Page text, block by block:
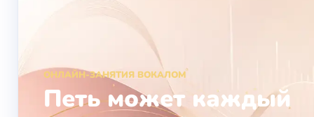
ОНЛАЙН-ЗАНЯТИЯ ВОКАЛОМ
Петь может каждый